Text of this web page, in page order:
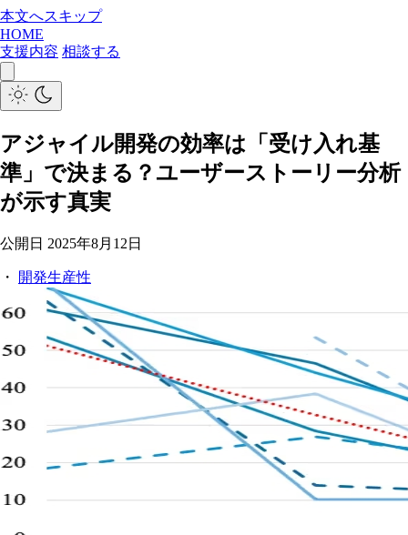
本文へスキップ
HOME
支援内容 相談する
アジャイル開発の効率は「受け入れ基
準」で決まる？ユーザーストーリー分析
が示す真実
公開日 2025年8月12日
・ 開発生産性